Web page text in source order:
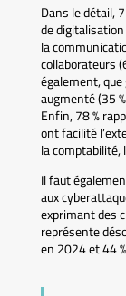
Dans le détail,
de
la
collaborateurs
également,
augmenté (35
Enfin, 78 %
ont facilité
la
Il faut
aux
exprimant des
représente
en 2024 et 44